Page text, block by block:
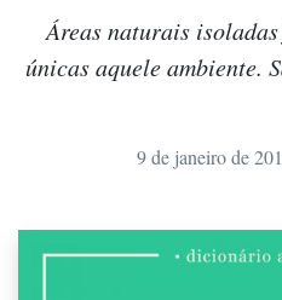
Áreas naturais
únicas aquele ambiente.
9 de janeiro de